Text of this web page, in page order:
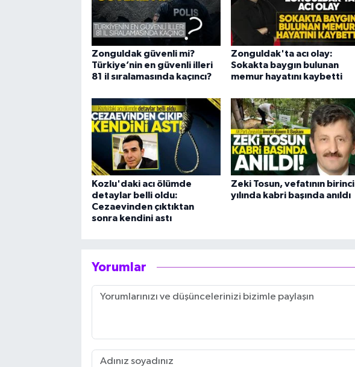
Zonguldak güvenli mi?
Türkiye’nin en güvenli illeri
81 il sıralamasında kaçıncı?
Zonguldak'ta acı olay:
Sokakta baygın bulunan
memur hayatını kaybetti
Kozlu'daki acı ölümde
detaylar belli oldu:
Cezaevinden çıktıktan
sonra kendini astı
Zeki Tosun, vefatının birinci
yılında kabri başında anıldı
Yorumlar